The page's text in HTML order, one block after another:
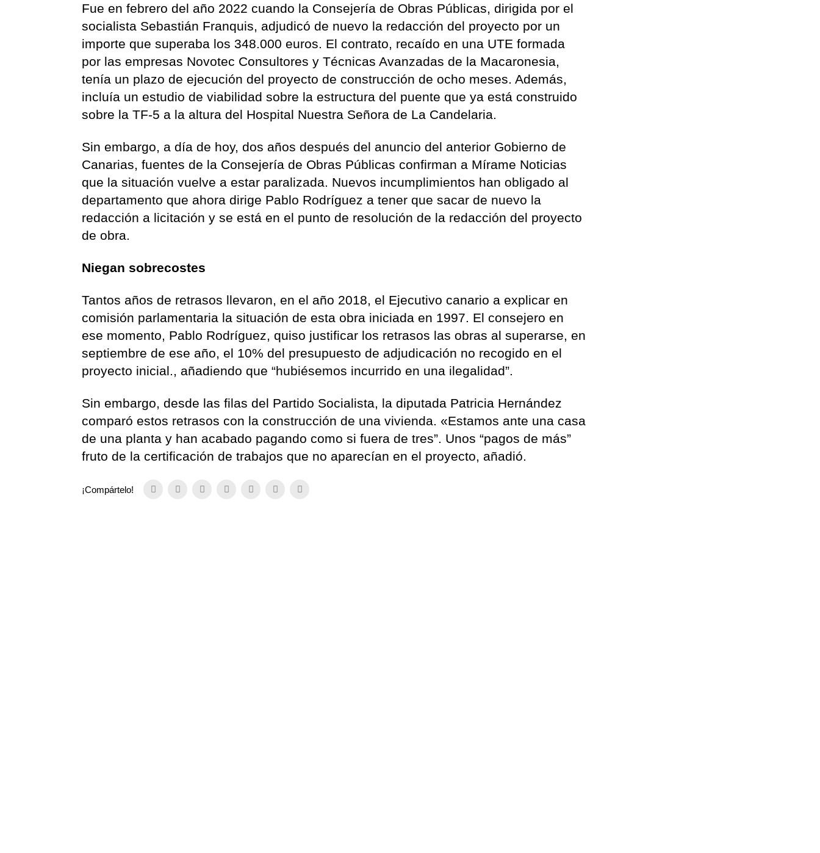
Fue en febrero del año 2022 cuando la Consejería de Obras Públicas, dirigida por el
socialista Sebastián Franquis, adjudicó de nuevo la redacción del proyecto por un
importe que superaba los 348.000 euros. El contrato, recaído en una UTE formada
por las empresas Novotec Consultores y Técnicas Avanzadas de la Macaronesia,
tenía un plazo de ejecución del proyecto de construcción de ocho meses. Además,
incluía un estudio de viabilidad sobre la estructura del puente que ya está construido
sobre la TF-5 a la altura del Hospital Nuestra Señora de La Candelaria.
Sin embargo, a día de hoy, dos años después del anuncio del anterior Gobierno de
Canarias, fuentes de la Consejería de Obras Públicas confirman a Mírame Noticias
que la situación vuelve a estar paralizada. Nuevos incumplimientos han obligado al
departamento que ahora dirige Pablo Rodríguez a tener que sacar de nuevo la
redacción a licitación y se está en el punto de resolución de la redacción del proyecto
de obra.
Niegan sobrecostes
Tantos años de retrasos llevaron, en el año 2018, el Ejecutivo canario a explicar en
comisión parlamentaria la situación de esta obra iniciada en 1997. El consejero en
ese momento, Pablo Rodríguez, quiso justificar los retrasos las obras al superarse, en
septiembre de ese año, el 10% del presupuesto de adjudicación no recogido en el
proyecto inicial., añadiendo que “hubiésemos incurrido en una ilegalidad”.
Sin embargo, desde las filas del Partido Socialista, la diputada Patricia Hernández
comparó estos retrasos con la construcción de una vivienda. «Estamos ante una casa
de una planta y han acabado pagando como si fuera de tres”. Unos “pagos de más”
fruto de la certificación de trabajos que no aparecían en el proyecto, añadió.
¡Compártelo!